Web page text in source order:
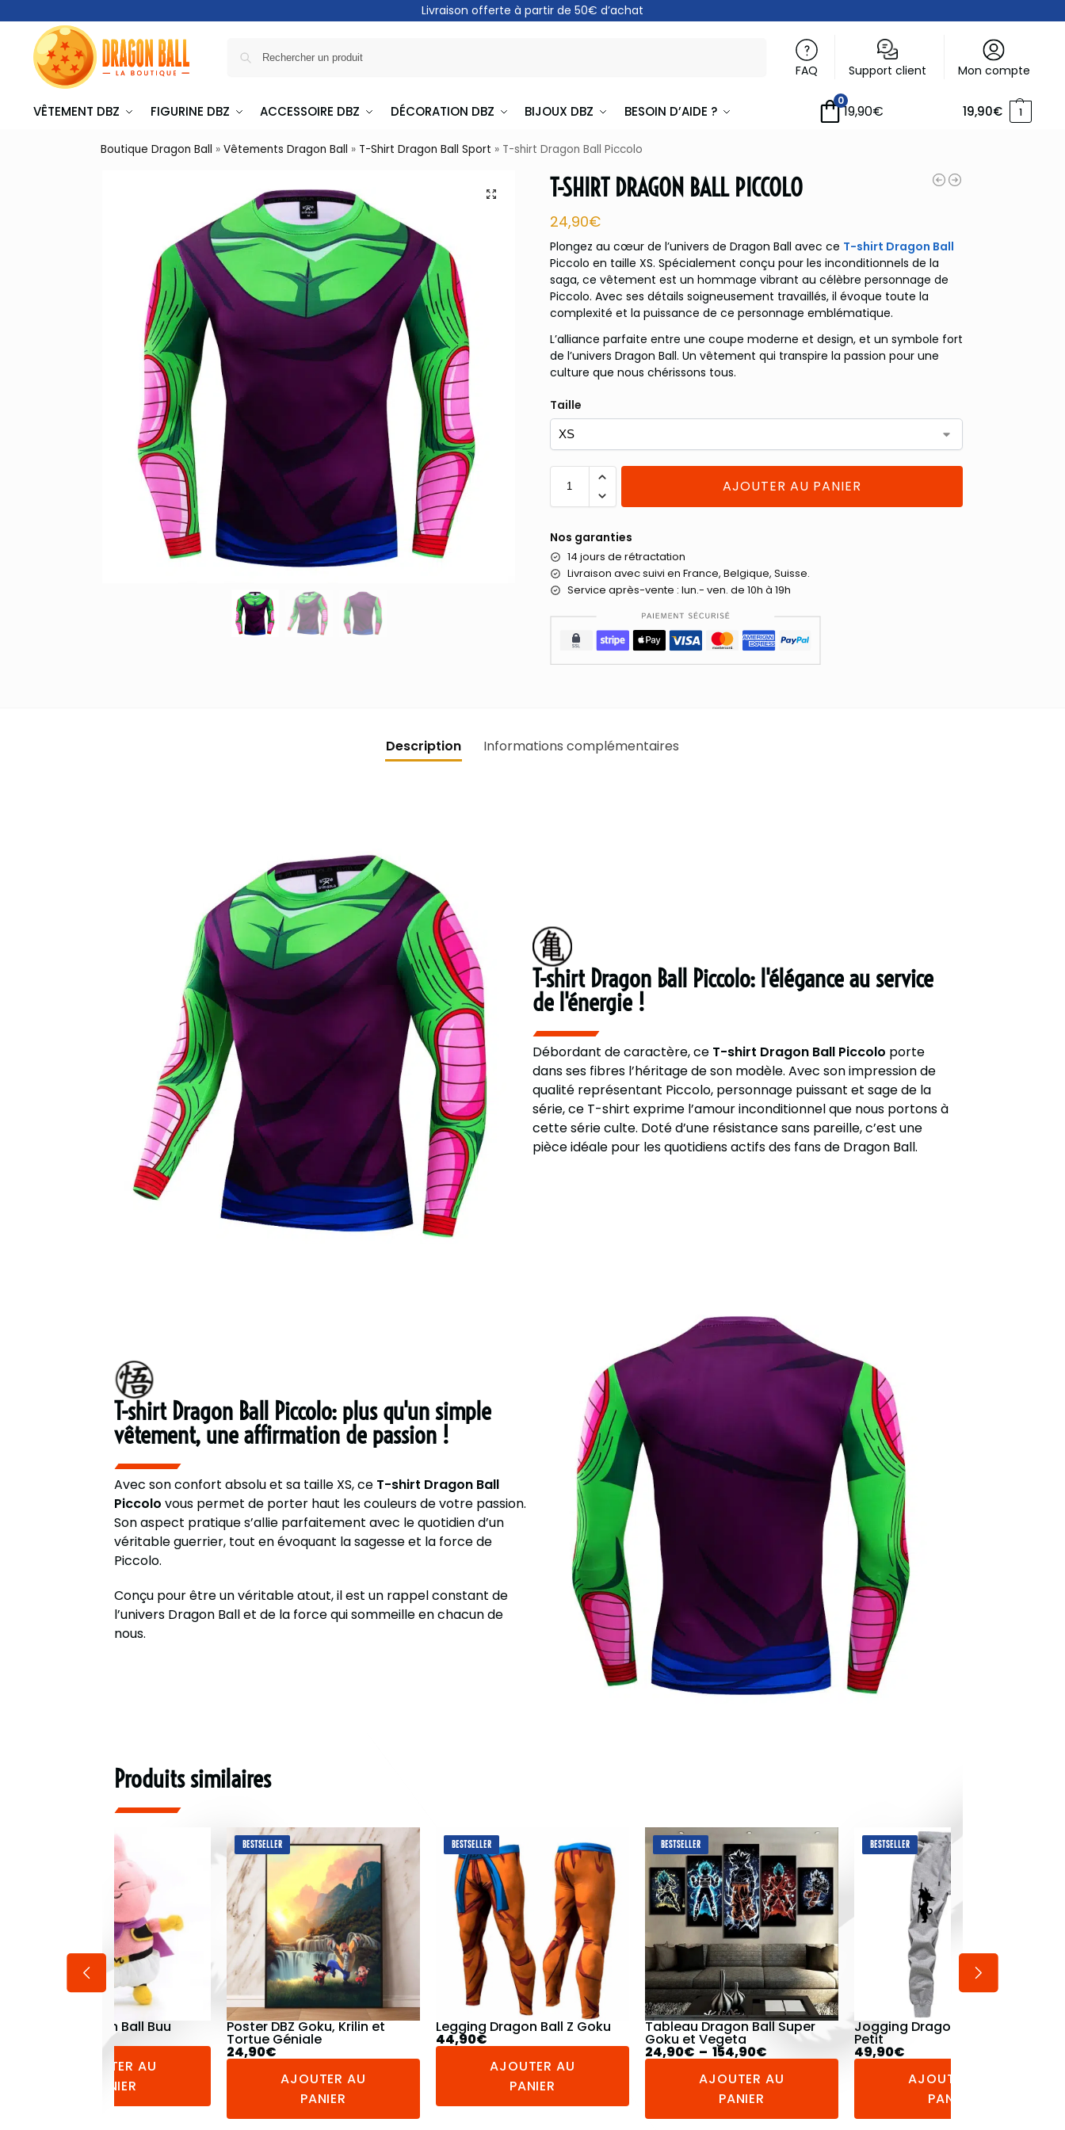
Livraison offerte à partir de 50€ d’achat
FAQ Support client Mon compte
VÊTEMENT DBZ FIGURINE DBZ ACCESSOIRE DBZ DÉCORATION DBZ BIJOUX DBZ BESOIN D’AIDE ?
0
19,90€ 19,90€ 1
Boutique Dragon Ball »Vêtements Dragon Ball » T-Shirt Dragon Ball Sport » T-shirt Dragon Ball Piccolo
T-SHIRT DRAGON BALL PICCOLO
24,90€
Plongez au cœur de l’univers de Dragon Ball avec ce T-shirt Dragon Ball
Piccolo en taille XS. Spécialement conçu pour les inconditionnels de la
saga, ce vêtement est un hommage vibrant au célèbre personnage de
Piccolo. Avec ses détails soigneusement travaillés, il évoque toute la
complexité et la puissance de ce personnage emblématique.
L’alliance parfaite entre une coupe moderne et design, et un symbole fort
de l’univers Dragon Ball. Un vêtement qui transpire la passion pour une
culture que nous chérissons tous.
Taille
AJOUTER AU PANIER
Nos garanties
14 jours de rétractation
Livraison avec suivi en France, Belgique, Suisse.
Service après-vente : lun.- ven. de 10h à 19h
Description Informations complémentaires
T-shirt Dragon Ball Piccolo: l'élégance au service
de l'énergie !
Débordant de caractère, ce T-shirt Dragon Ball Piccolo porte
dans ses fibres l’héritage de son modèle. Avec son impression de
qualité représentant Piccolo, personnage puissant et sage de la
série, ce T-shirt exprime l’amour inconditionnel que nous portons à
cette série culte. Doté d’une résistance sans pareille, c’est une
pièce idéale pour les quotidiens actifs des fans de Dragon Ball.
T-shirt Dragon Ball Piccolo: plus qu'un simple
vêtement, une affirmation de passion !
Avec son confort absolu et sa taille XS, ce T-shirt Dragon Ball
Piccolo vous permet de porter haut les couleurs de votre passion.
Son aspect pratique s’allie parfaitement avec le quotidien d’un
véritable guerrier, tout en évoquant la sagesse et la force de
Piccolo.
Conçu pour être un véritable atout, il est un rappel constant de
l’univers Dragon Ball et de la force qui sommeille en chacun de
nous.
Produits similaires
Poster DBZ Goku, Krilin et
AJOUTER AU
BESTSELLER
Legging Dragon Ball Z Goku
44,90€
PANIER
BESTSELLER
Tableau Dragon Ball Super
Goku et Vegeta
24,90€–154,90€
AJOUTER AU
BESTSELLER
Jogging Dragon Ball Goku
Petit
49,90€
AJOUTER AU
PANIER
BESTSELLER
Débardeur Dragon Ball Z
Vegeta Combat
34,90€
AJOUTER AU
PANIER